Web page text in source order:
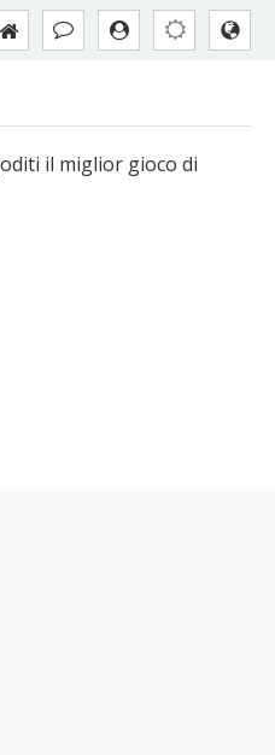
il miglior gioco di